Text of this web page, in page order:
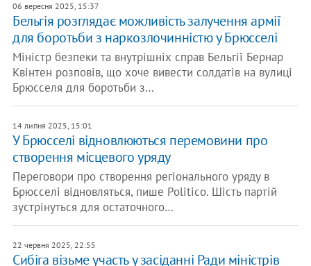
06 вересня 2025, 15:37
Бельгія розглядає можливість залучення армії
для боротьби з наркозлочинністю у Брюсселі
Міністр безпеки та внутрішніх справ Бельгії Бернар
Квінтен розповів, що хоче вивести солдатів на вулиці
Брюсселя для боротьби з…
14 липня 2025, 15:01
У Брюсселі відновлюються перемовини про
створення місцевого уряду
Переговори про створення регіонального уряду в
Брюсселі відновляться, пише Politico. Шість партій
зустрінуться для остаточного…
22 червня 2025, 22:55
Сибіга візьме участь у засіданні Ради міністрів